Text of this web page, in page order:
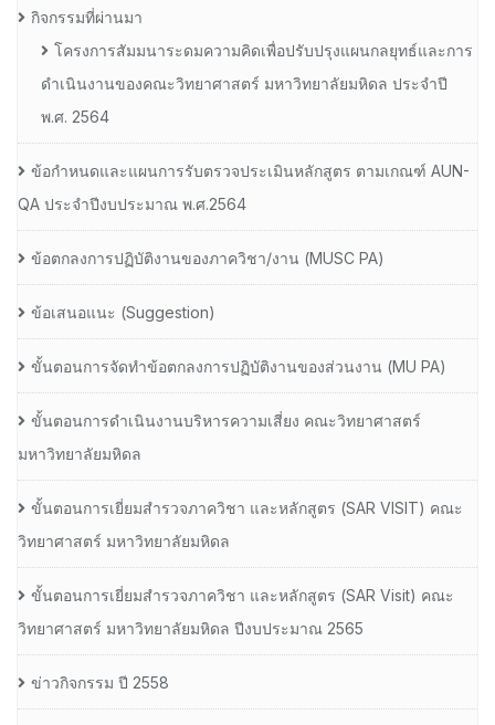
กิจกรรมที่ผ่านมา
โครงการสัมมนาระดมความคิดเพื่อปรับปรุงแผนกลยุทธ์และการ
ดำเนินงานของคณะวิทยาศาสตร์ มหาวิทยาลัยมหิดล ประจำปี
พ.ศ. 2564
ข้อกำหนดและแผนการรับตรวจประเมินหลักสูตร ตามเกณฑ์ AUN-
QA ประจำปีงบประมาณ พ.ศ.2564
ข้อตกลงการปฏิบัติงานของภาควิชา/งาน (MUSC PA)
ข้อเสนอแนะ (Suggestion)
ขั้นตอนการจัดทำข้อตกลงการปฏิบัติงานของส่วนงาน (MU PA)
ขั้นตอนการดำเนินงานบริหารความเสี่ยง คณะวิทยาศาสตร์
มหาวิทยาลัยมหิดล
ขั้นตอนการเยี่ยมสำรวจภาควิชา และหลักสูตร (SAR VISIT) คณะ
วิทยาศาสตร์ มหาวิทยาลัยมหิดล
ขั้นตอนการเยี่ยมสำรวจภาควิชา และหลักสูตร (SAR Visit) คณะ
วิทยาศาสตร์ มหาวิทยาลัยมหิดล ปีงบประมาณ 2565
ข่าวกิจกรรม ปี 2558